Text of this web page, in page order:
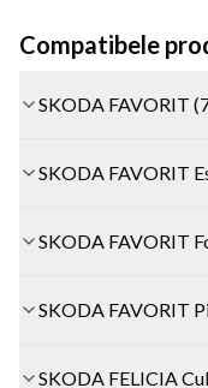
Compatibele
SKODA FAVORIT
SKODA FAVORIT
SKODA FAVORIT
SKODA FAVORIT
SKODA FELICIA